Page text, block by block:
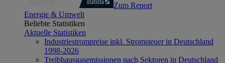
Zum Report
Energie & Umwelt
Beliebte Statistiken
Aktuelle Statistiken
Industriestrompreise inkl. Stromsteuer in Deutschland
1998-2026
Treibhausgasemissionen nach Sektoren in Deutschland